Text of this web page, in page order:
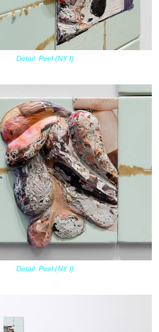
Detail: Peel (NY I)
Detail: Peel (NY I)